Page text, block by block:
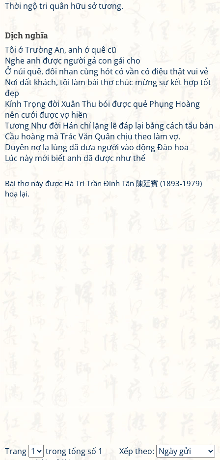
Thời ngộ tri quân hữu sở tương.
Dịch nghĩa
Tôi ở Trường An, anh ở quê cũ
Nghe anh được người gả con gái cho
Ở núi quê, đôi nhạn cùng hót có vần có điệu thật vui vẻ
Nơi đất khách, tôi làm bài thơ chúc mừng sự kết hợp tốt
đẹp
Kính Trọng đời Xuân Thu bói được quẻ Phụng Hoàng
nên cưới được vợ hiền
Tương Như đời Hán chỉ lặng lẽ đáp lại bằng cách tấu bản
Cầu hoàng mà Trác Văn Quân chịu theo làm vợ.
Duyên nợ lạ lùng đã đưa người vào động Đào hoa
Lúc này mới biết anh đã được như thế
Bài thơ này được Hà Trì Trần Đình Tân 陳廷賓 (1893-1979)
hoạ lại.
Xếp theo:
Trang
trong tổng số 1